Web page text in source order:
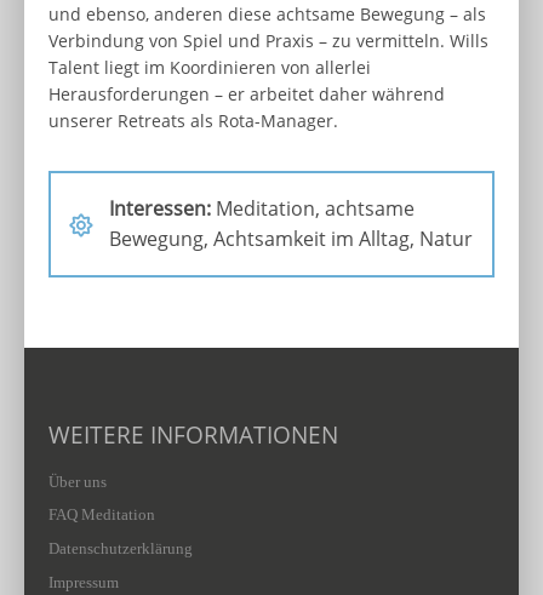
und ebenso, anderen diese achtsame Bewegung – als
Verbindung von Spiel und Praxis – zu vermitteln. Wills
Talent liegt im Koordinieren von allerlei
Herausforderungen – er arbeitet daher während
unserer Retreats als Rota-Manager.
Interessen: Meditation, achtsame
Bewegung, Achtsamkeit im Alltag, Natur
WEITERE INFORMATIONEN
Über uns
FAQ Meditation
Datenschutzerklärung
Impressum